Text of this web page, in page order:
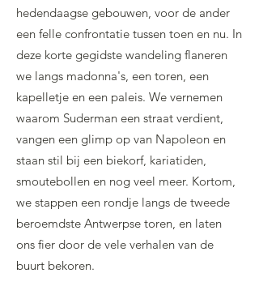
hedendaagse gebouwen, voor de ander
een felle confrontatie tussen toen en nu. In
deze korte gegidste wandeling flaneren
we langs madonna's, een toren, een
kapelletje en een paleis. We vernemen
waarom Suderman een straat verdient,
vangen een glimp op van Napoleon en
staan stil bij een biekorf, kariatiden,
smoutebollen en nog veel meer. Kortom,
we stappen een rondje langs de tweede
beroemdste Antwerpse toren, en laten
ons fier door de vele verhalen van de
buurt bekoren.